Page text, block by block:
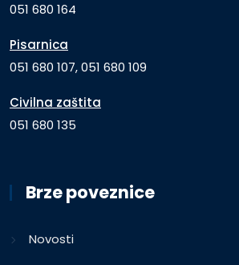
051 680 164
Pisarnica
051 680 107, 051 680 109
Civilna zaštita
051 680 135
Brze poveznice
Novosti